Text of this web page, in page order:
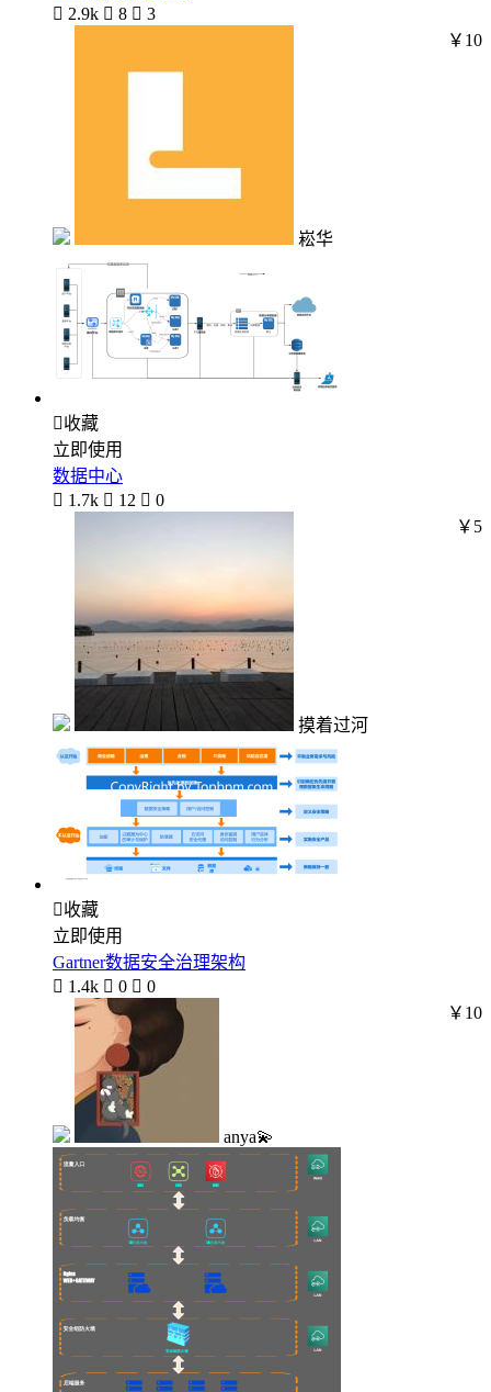
 2.9k  8  3
崧华
￥10
收藏
立即使用
数据中心
 1.7k  12  0
摸着过河
￥5
收藏
立即使用
Gartner数据安全治理架构
 1.4k  0  0
anya💫
￥10